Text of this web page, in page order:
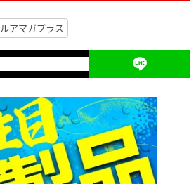
ルアマガプラス